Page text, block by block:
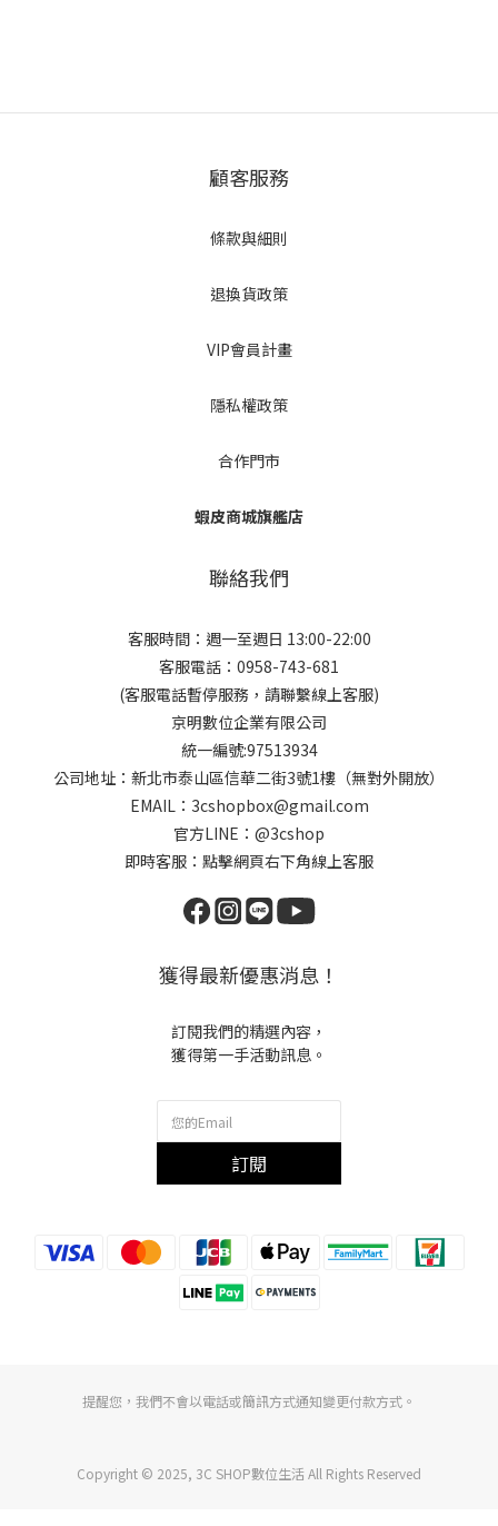
顧客服務
條款與細則
退換貨政策
VIP會員計畫
隱私權政策
合作門市
蝦皮商城旗艦店
聯絡我們
客服時間：週一至週日 13:00-22:00
客服電話：0958-743-681
(客服電話暫停服務，請聯繫線上客服)
京明數位企業有限公司
統一編號:97513934
公司地址：新北市泰山區信華二街3號1樓（無對外開放）
EMAIL：3cshopbox@gmail.com
官方LINE：@3cshop
即時客服：點擊網頁右下角線上客服
獲得最新優惠消息！
訂閱我們的精選內容，
獲得第一手活動訊息。
訂閱
提醒您，我們不會以電話或簡訊方式通知變更付款方式。
Copyright © 2025, 3C SHOP數位生活 All Rights Reserved